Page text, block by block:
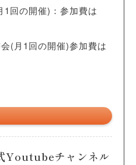
1回の開催)：参加費は
(月1回の開催)参加費は
Youtubeチャンネル